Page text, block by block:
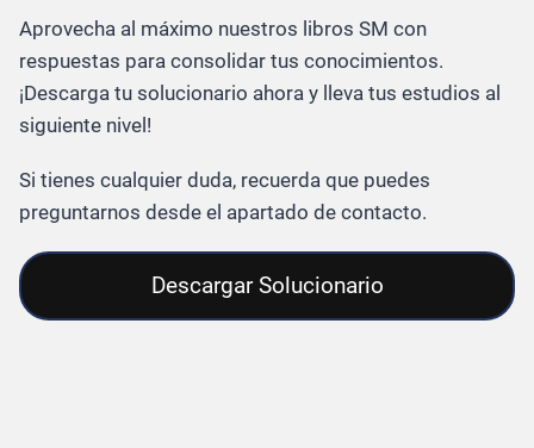
Aprovecha al máximo nuestros libros SM con
respuestas para consolidar tus conocimientos.
¡Descarga tu solucionario ahora y lleva tus estudios al
siguiente nivel!
Si tienes cualquier duda, recuerda que puedes
preguntarnos desde el apartado de contacto.
Descargar Solucionario